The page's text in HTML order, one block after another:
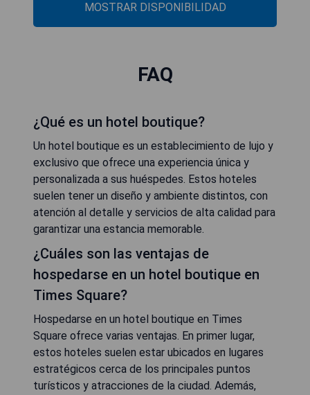
MOSTRAR DISPONIBILIDAD
FAQ
¿Qué es un hotel boutique?
Un hotel boutique es un establecimiento de lujo y
exclusivo que ofrece una experiencia única y
personalizada a sus huéspedes. Estos hoteles
suelen tener un diseño y ambiente distintos, con
atención al detalle y servicios de alta calidad para
garantizar una estancia memorable.
¿Cuáles son las ventajas de
hospedarse en un hotel boutique en
Times Square?
Hospedarse en un hotel boutique en Times
Square ofrece varias ventajas. En primer lugar,
estos hoteles suelen estar ubicados en lugares
estratégicos cerca de los principales puntos
turísticos y atracciones de la ciudad. Además,